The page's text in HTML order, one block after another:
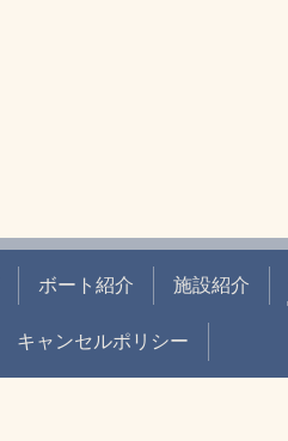
ボート紹介 施設紹介
キャンセルポリシー